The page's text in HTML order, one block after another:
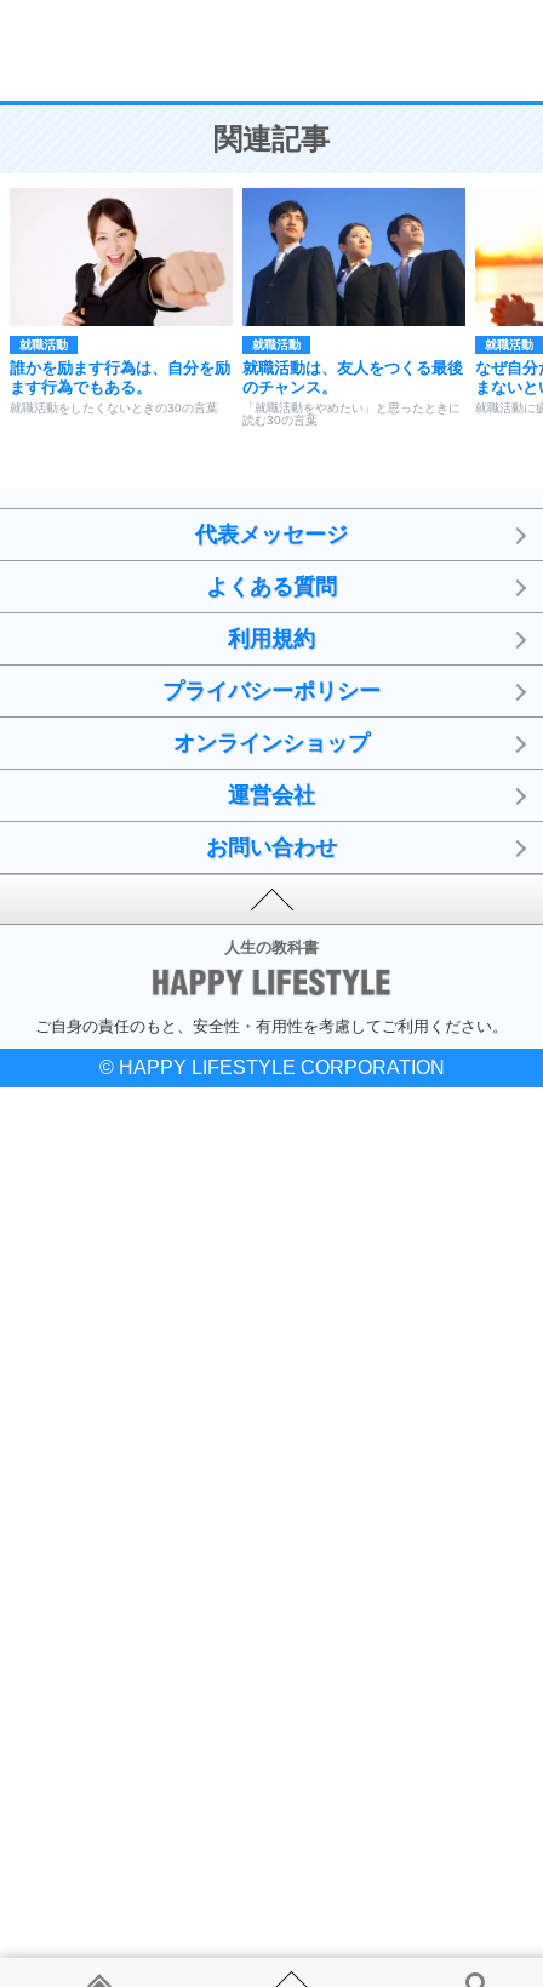
ことが大切。
関連記事
就職活動
誰かを励ます行為は、自分を励
ます行為でもある。
就職活動をしたくないときの30の言葉
就職活動
就職活動は、友人をつくる最後
のチャンス。
「就職活動をやめたい」と思ったときに
読む30の言葉
就職活動
なぜ自分
まない
就職活動に
代表メッセージ
よくある質問
利用規約
プライバシーポリシー
オンラインショップ
運営会社
お問い合わせ
人生の教科書
ご自身の責任のもと、安全性・有用性を考慮してご利用ください。
© HAPPY LIFESTYLE CORPORATION